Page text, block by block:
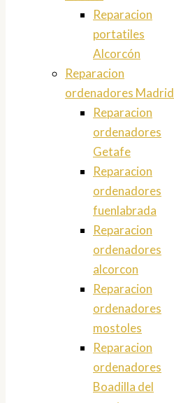
Reparacion
portatiles
Alcorcón
Reparacion
ordenadores Madrid
Reparacion
ordenadores
Getafe
Reparacion
ordenadores
fuenlabrada
Reparacion
ordenadores
alcorcon
Reparacion
ordenadores
mostoles
Reparacion
ordenadores
Boadilla del